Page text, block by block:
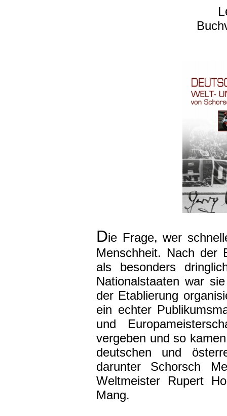
Die Frage, wer
Menschheit. Nach der
als besonders
Nationalstaaten war
der Etablierung
ein echter
und
vergeben und so
deutschen und
darunter Schorsch
Weltmeister Rupert
Mang.